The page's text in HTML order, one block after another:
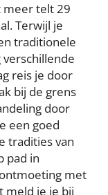
meer telt 29
Terwijl je
traditionele
reis je door
bij de grens
door
een goed
tradities van
pad in
met
meld je je bij